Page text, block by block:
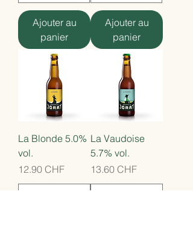
Ajouter au
panier
Ajouter au
panier
La Blonde 5.0%
vol.
Prix
12.90 CHF
La Vaudoise
5.7% vol.
Prix
13.60 CHF